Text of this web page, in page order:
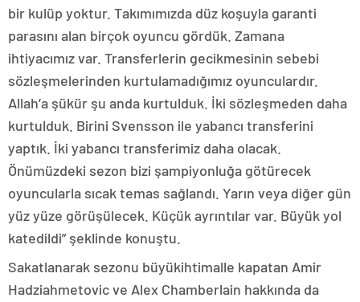
bir kulüp yoktur. Takımımızda düz koşuyla garanti
parasını alan birçok oyuncu gördük. Zamana
ihtiyacımız var. Transferlerin gecikmesinin sebebi
sözleşmelerinden kurtulamadığımız oyunculardır.
Allah’a şükür şu anda kurtulduk. İki sözleşmeden daha
kurtulduk. Birini Svensson ile yabancı transferini
yaptık. İki yabancı transferimiz daha olacak.
Önümüzdeki sezon bizi şampiyonluğa götürecek
oyuncularla sıcak temas sağlandı. Yarın veya diğer gün
yüz yüze görüşülecek. Küçük ayrıntılar var. Büyük yol
katedildi” şeklinde konuştu.
Sakatlanarak sezonu büyükihtimalle kapatan Amir
Hadziahmetovic ve Alex Chamberlain hakkında da